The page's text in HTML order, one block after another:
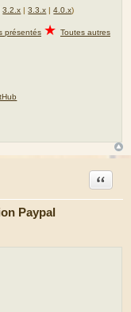
3.2.x |3.3.x |4.0.x)
présentés ★ Toutes autres
Paypal
Citation